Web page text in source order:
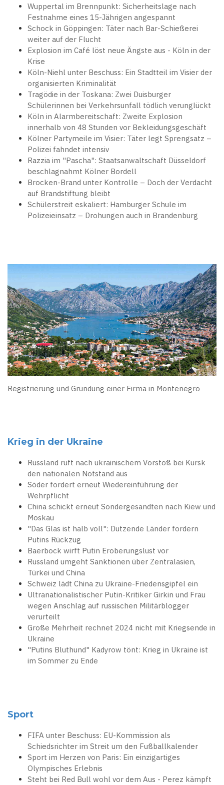
Wuppertal im Brennpunkt: Sicherheitslage nach
Festnahme eines 15-Jährigen angespannt
Schock in Göppingen: Täter nach Bar-Schießerei
weiter auf der Flucht
Explosion im Café löst neue Ängste aus - Köln in der
Krise
Köln-Niehl unter Beschuss: Ein Stadtteil im Visier der
organisierten Kriminalität
Tragödie in der Toskana: Zwei Duisburger
Schülerinnen bei Verkehrsunfall tödlich verunglückt
Köln in Alarmbereitschaft: Zweite Explosion
innerhalb von 48 Stunden vor Bekleidungsgeschäft
Kölner Partymeile im Visier: Täter legt Sprengsatz –
Polizei fahndet intensiv
Razzia im "Pascha": Staatsanwaltschaft Düsseldorf
beschlagnahmt Kölner Bordell
Brocken-Brand unter Kontrolle – Doch der Verdacht
auf Brandstiftung bleibt
Schülerstreit eskaliert: Hamburger Schule im
Polizeieinsatz – Drohungen auch in Brandenburg
Registrierung und Gründung einer Firma in Montenegro
Krieg in der Ukraine
Russland ruft nach ukrainischem Vorstoß bei Kursk
den nationalen Notstand aus
Söder fordert erneut Wiedereinführung der
Wehrpflicht
China schickt erneut Sondergesandten nach Kiew und
Moskau
"Das Glas ist halb voll": Dutzende Länder fordern
Putins Rückzug
Baerbock wirft Putin Eroberungslust vor
Russland umgeht Sanktionen über Zentralasien,
Türkei und China
Schweiz lädt China zu Ukraine-Friedensgipfel ein
Ultranationalistischer Putin-Kritiker Girkin und Frau
wegen Anschlag auf russischen Militärblogger
verurteilt
Große Mehrheit rechnet 2024 nicht mit Kriegsende in
Ukraine
"Putins Bluthund" Kadyrow tönt: Krieg in Ukraine ist
im Sommer zu Ende
Sport
FIFA unter Beschuss: EU-Kommission als
Schiedsrichter im Streit um den Fußballkalender
Sport im Herzen von Paris: Ein einzigartiges
Olympisches Erlebnis
Steht bei Red Bull wohl vor dem Aus - Perez kämpft